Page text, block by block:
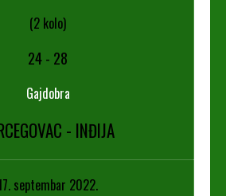
(2 kolo)
24- 28
Gajdobra
- INĐIJA
septembar 2022.